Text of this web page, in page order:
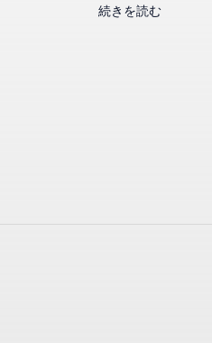
続きを読む